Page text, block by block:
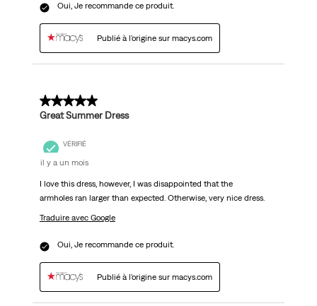
Oui, Je recommande ce produit.
Publié à l'origine sur macys.com
5 sur 5 étoiles.
Great Summer Dress
VÉRIFIÉ
il y a un mois
I love this dress, however, I was disappointed that the
armholes ran larger than expected. Otherwise, very nice dress.
Traduire avec Google
Oui, Je recommande ce produit.
Publié à l'origine sur macys.com